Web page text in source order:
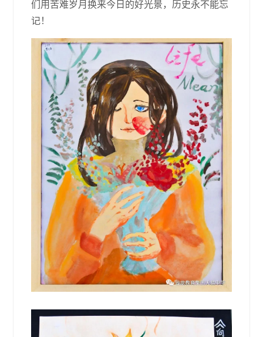
们用苦难岁月换来今日的好光景，历史永不能忘
记！